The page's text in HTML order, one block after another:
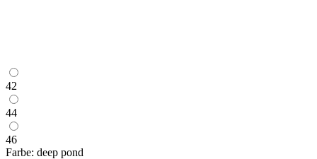
42
44
46
Farbe: deep pond